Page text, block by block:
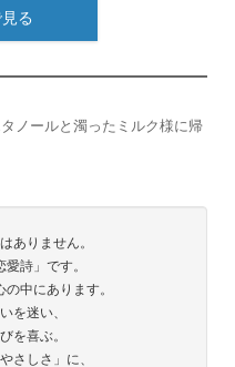
る
ノールと濁ったミルク様に帰
ありません。
詩」です。
の中にあります。
を迷い、
を喜ぶ。
さしさ」に、